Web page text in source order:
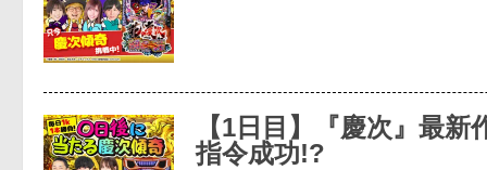
【1日目】『慶次』最新
指令成功!?